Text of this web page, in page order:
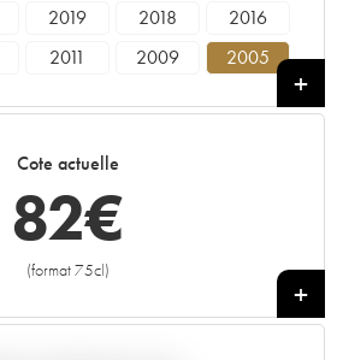
2019 2018
2016
2011 2009
2005
Cote actuelle
82€
(format 75cl)
+